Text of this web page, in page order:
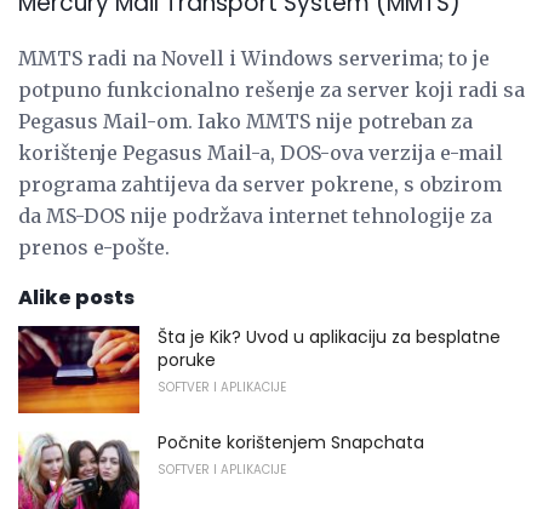
MMTS radi na Novell i Windows serverima; to je
potpuno funkcionalno rešenje za server koji radi sa
Pegasus Mail-om. Iako MMTS nije potreban za
korištenje Pegasus Mail-a, DOS-ova verzija e-mail
programa zahtijeva da server pokrene, s obzirom
da MS-DOS nije podržava internet tehnologije za
prenos e-pošte.
Alike posts
Šta je Kik? Uvod u aplikaciju za besplatne
poruke
SOFTVER I APLIKACIJE
Počnite korištenjem Snapchata
SOFTVER I APLIKACIJE